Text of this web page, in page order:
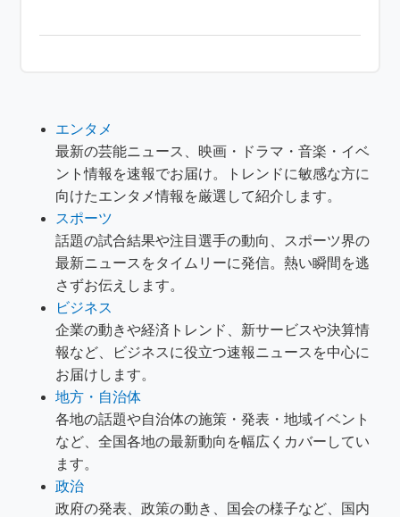
エンタメ
最新の芸能ニュース、映画・ドラマ・音楽・イベ
ント情報を速報でお届け。トレンドに敏感な方に
向けたエンタメ情報を厳選して紹介します。
スポーツ
話題の試合結果や注目選手の動向、スポーツ界の
最新ニュースをタイムリーに発信。熱い瞬間を逃
さずお伝えします。
ビジネス
企業の動きや経済トレンド、新サービスや決算情
報など、ビジネスに役立つ速報ニュースを中心に
お届けします。
地方・自治体
各地の話題や自治体の施策・発表・地域イベント
など、全国各地の最新動向を幅広くカバーしてい
ます。
政治
政府の発表、政策の動き、国会の様子など、国内